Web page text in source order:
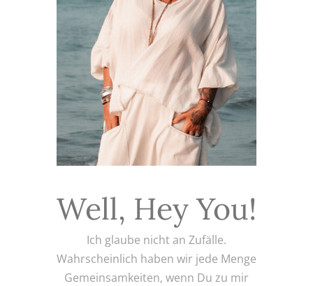
Well, Hey You!
Ich glaube nicht an Zufälle.
Wahrscheinlich haben wir jede Menge
Gemeinsamkeiten, wenn Du zu mir